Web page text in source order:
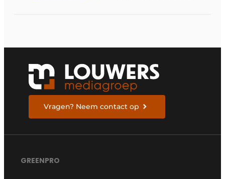
Vragen? Neem contact op
GREENPRO